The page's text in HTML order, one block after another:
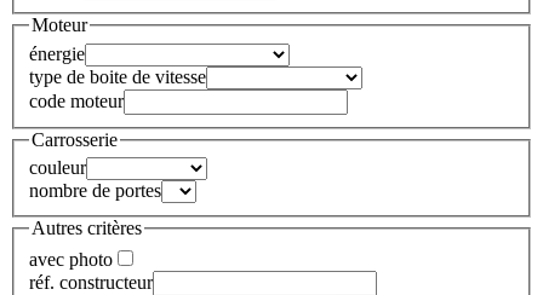
Moteur
énergie
type de boite de vitesse
code moteur
Carrosserie
couleur
nombre de portes
Autres critères
avec photo
réf. constructeur